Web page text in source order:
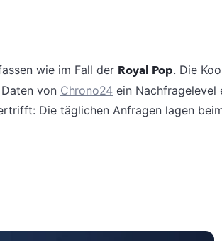
wie im Fall der Royal Pop. Die
von Chrono24 ein Nachfragelevel
Die täglichen Anfragen lagen